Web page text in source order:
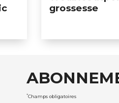
grossesse
Schuman
*Champs obligatoires